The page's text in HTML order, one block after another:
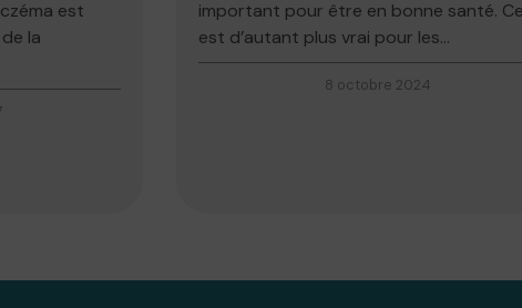
est
la
important pour être en bonne santé.
est d’autant plus vrai pour les...
8 octobre 2024